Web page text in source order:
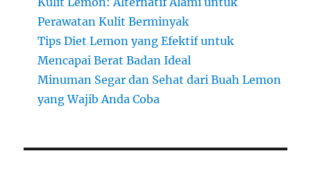
Perawatan Kulit Berminyak
Tips Diet Lemon yang Efektif untuk
Mencapai Berat Badan Ideal
Minuman Segar dan Sehat dari Buah Lemon
yang Wajib Anda Coba